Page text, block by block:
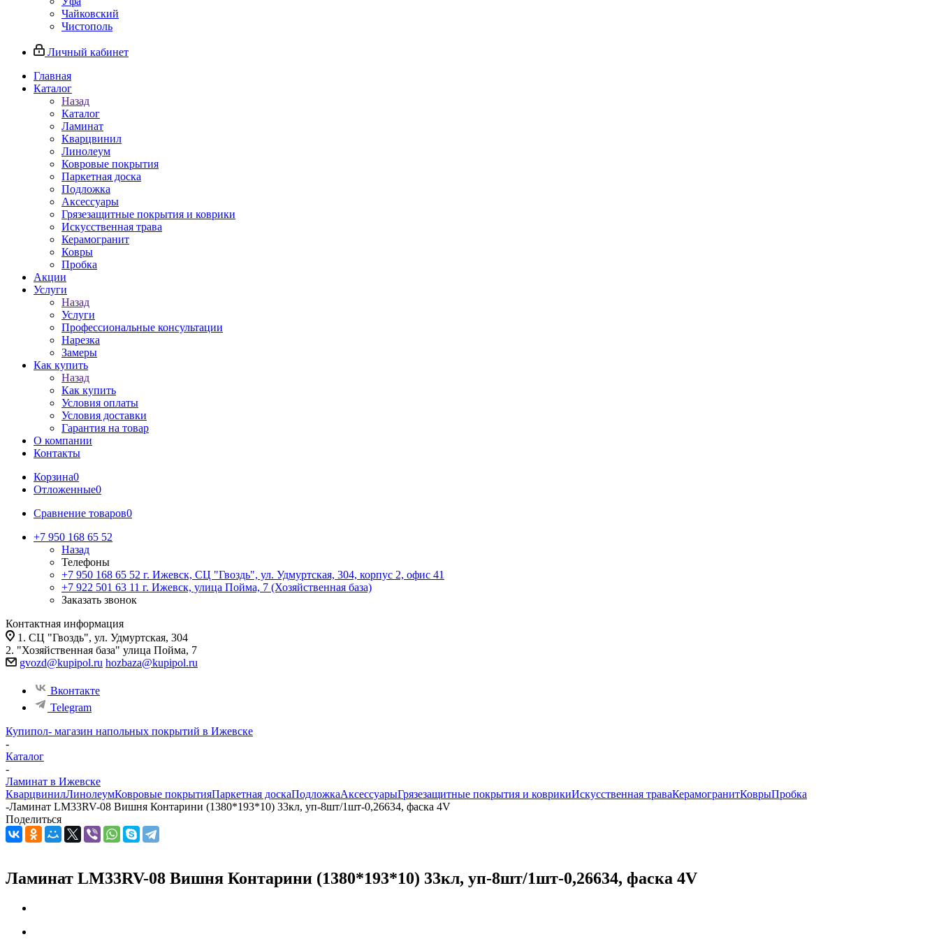
Чайковский
Чистополь
Личный кабинет
Главная
Каталог
Назад
Каталог
Ламинат
Кварцвинил
Линолеум
Ковровые покрытия
Паркетная доска
Подложка
Аксессуары
Грязезащитные покрытия и коврики
Искусственная трава
Керамогранит
Ковры
Пробка
Акции
Услуги
Назад
Услуги
Профессиональные консультации
Нарезка
Замеры
Как купить
Назад
Как купить
Условия оплаты
Условия доставки
Гарантия на товар
О компании
Контакты
Корзина0
Отложенные0
Сравнение товаров0
+7 950 168 65 52
Назад
Телефоны
+7 950 168 65 52 г. Ижевск, СЦ "Гвоздь", ул. Удмуртская, 304, корпус 2, офис 41
+7 922 501 63 11 г. Ижевск, улица Пойма, 7 (Хозяйственная база)
Заказать звонок
Контактная информация
1. СЦ "Гвоздь", ул. Удмуртская, 304
2. "Хозяйственная база" улица Пойма, 7
gvozd@kupipol.ru hozbaza@kupipol.ru
Вконтакте
Telegram
Купипол- магазин напольных покрытий в Ижевске
-
Каталог
-
Ламинат в Ижевске
КварцвинилЛинолеумКовровые покрытияПаркетная доскаПодложкаАксессуарыГрязезащитные покрытия и коврикиИскусственная траваКерамогранитКоврыПробка
-Ламинат LM33RV-08 Вишня Контарини (1380*193*10) 33кл, уп-8шт/1шт-0,26634, фаска 4V
Поделиться
Ламинат LM33RV-08 Вишня Контарини (1380*193*10) 33кл, уп-8шт/1шт-0,26634, фаска 4V